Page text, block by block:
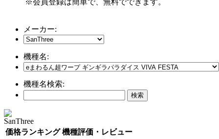
メーカー:
機種名:
機種名検索:
SanThree
価格ランキング 機種評価・レビュー